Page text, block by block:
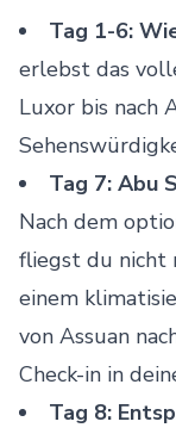
Tag 1-6:
erlebst das
Luxor bis nach
Tag 7: Abu
Nach dem
fliegst du nicht
einem
von Assuan
Check-in in
Tag 8: